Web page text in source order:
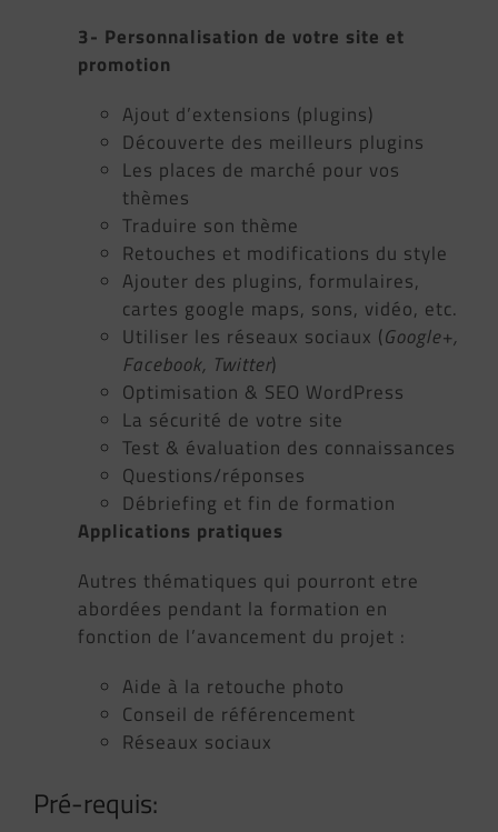
3- Personnalisation de votre site et
promotion
Ajout d’extensions (plugins)
Découverte des meilleurs plugins
Les places de marché pour vos
thèmes
Traduire son thème
Retouches et modifications du style
Ajouter des plugins, formulaires,
cartes google maps, sons, vidéo, etc.
Utiliser les réseaux sociaux (Google+,
Facebook, Twitter)
Optimisation & SEO WordPress
La sécurité de votre site
Test & évaluation des connaissances
Questions/réponses
Débriefing et fin de formation
Applications pratiques
Autres thématiques qui pourront etre
abordées pendant la formation en
fonction de l’avancement du projet :
Aide à la retouche photo
Conseil de référencement
Réseaux sociaux
Pré-requis: